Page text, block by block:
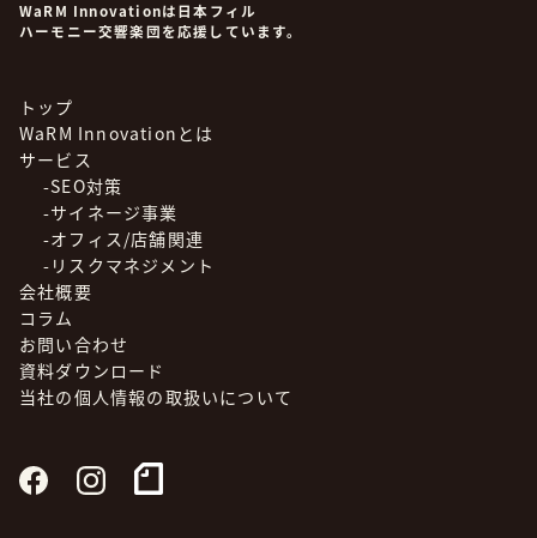
WaRM Innovationは日本フィル
ハーモニー交響楽団を応援しています。
トップ
WaRM Innovationとは
サービス
-SEO対策
-サイネージ事業
-オフィス/店舗関連
-リスクマネジメント
会社概要
コラム
お問い合わせ
資料ダウンロード
当社の個人情報の取扱いについて